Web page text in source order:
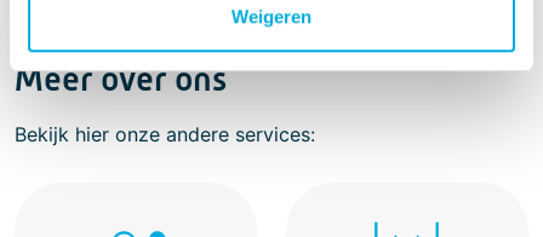
Weigeren
Meer over ons
Bekijk hier onze andere services: